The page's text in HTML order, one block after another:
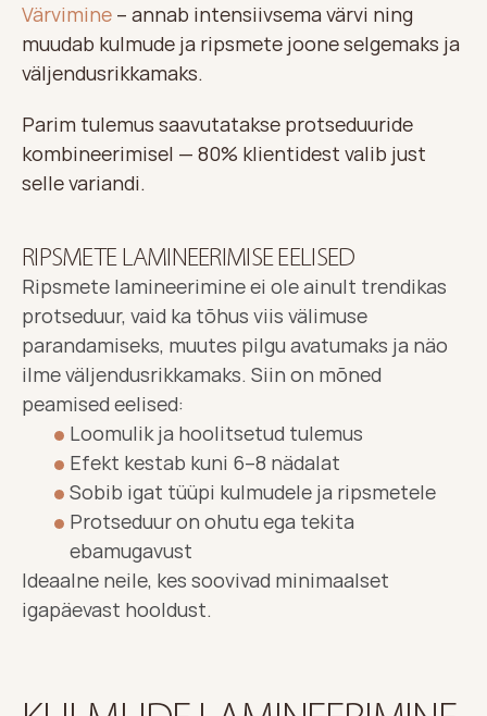
Värvimine – annab intensiivsema värvi ning
muudab kulmude ja ripsmete joone selgemaks ja
väljendusrikkamaks.
Parim tulemus saavutatakse protseduuride
kombineerimisel — 80% klientidest valib just
selle variandi.
RIPSMETE LAMINEERIMISE EELISED
Ripsmete lamineerimine ei ole ainult trendikas
protseduur, vaid ka tõhus viis välimuse
parandamiseks, muutes pilgu avatumaks ja näo
ilme väljendusrikkamaks. Siin on mõned
peamised eelised:
Loomulik ja hoolitsetud tulemus
Efekt kestab kuni 6–8 nädalat
Sobib igat tüüpi kulmudele ja ripsmetele
Protseduur on ohutu ega tekita
ebamugavust
Ideaalne neile, kes soovivad minimaalset
igapäevast hooldust.